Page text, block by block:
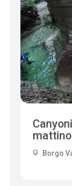
mattino
Borgo